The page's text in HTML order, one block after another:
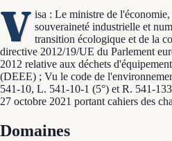
V isa : Le ministre de l'économie,
souveraineté industrielle et
transition écologique et de la
directive 2012/19/UE du Parlement
2012 relative aux déchets
(DEEE) ; Vu le code de
541-10, L. 541-10-1 (5°) et R. 541-
27 octobre 2021 portant cahiers des
Domaines